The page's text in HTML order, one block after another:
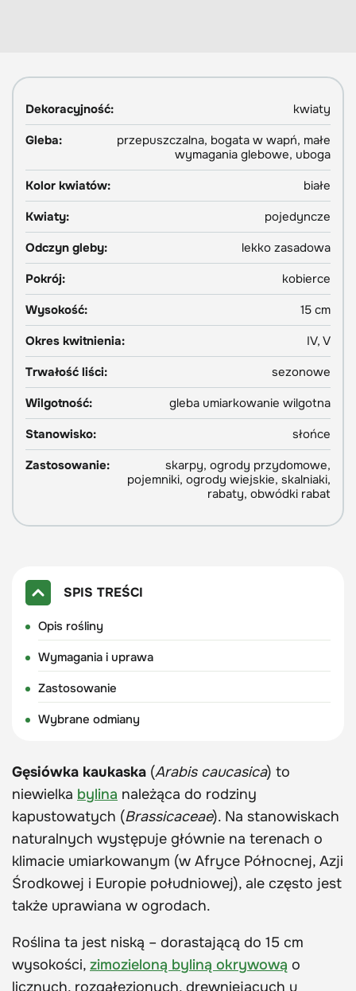
Dekoracyjność:
kwiaty
Gleba:
przepuszczalna, bogata w wapń, małe
wymagania glebowe, uboga
Kolor kwiatów:
białe
Kwiaty:
pojedyncze
Odczyn gleby:
lekko zasadowa
Pokrój:
kobierce
Wysokość:
15 cm
Okres kwitnienia:
IV, V
Trwałość liści:
sezonowe
Wilgotność:
gleba umiarkowanie wilgotna
Stanowisko:
słońce
Zastosowanie:
skarpy, ogrody przydomowe,
pojemniki, ogrody wiejskie, skalniaki,
rabaty, obwódki rabat
SPIS TREŚCI
Opis rośliny
Wymagania i uprawa
Zastosowanie
Wybrane odmiany
Gęsiówka kaukaska (Arabis caucasica) to
niewielka bylina należąca do rodziny
kapustowatych (Brassicaceae). Na stanowiskach
naturalnych występuje głównie na terenach o
klimacie umiarkowanym (w Afryce Północnej, Azji
Środkowej i Europie południowej), ale często jest
także uprawiana w ogrodach.
Roślina ta jest niską – dorastającą do 15 cm
wysokości, zimozieloną byliną okrywową o
licznych, rozgałęzionych, drewniejących u